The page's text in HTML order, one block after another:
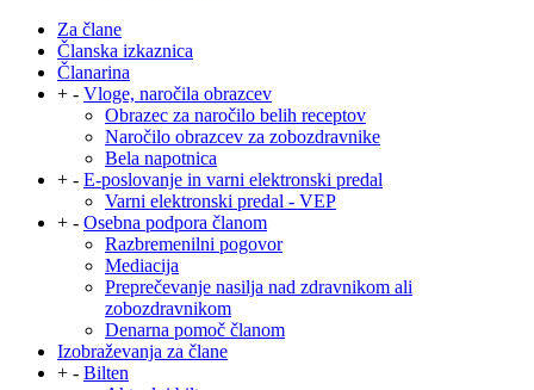
Za člane
Članska izkaznica
Članarina
+ - Vloge, naročila obrazcev
Obrazec za naročilo belih receptov
Naročilo obrazcev za zobozdravnike
Bela napotnica
+ - E-poslovanje in varni elektronski predal
Varni elektronski predal - VEP
+ - Osebna podpora članom
Razbremenilni pogovor
Mediacija
Preprečevanje nasilja nad zdravnikom ali
zobozdravnikom
Denarna pomoč članom
Izobraževanja za člane
+ - Bilten